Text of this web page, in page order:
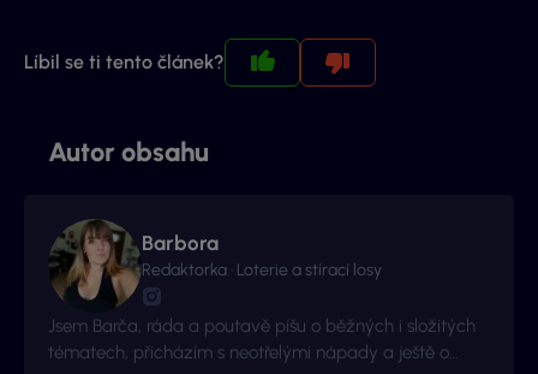
Líbil se ti tento článek?
Autor obsahu
Barbora
Redaktorka · Loterie a stírací losy
Jsem Barča, ráda a poutavě píšu o běžných i složitých
tématech, přicházím s neotřelými nápady a ještě o